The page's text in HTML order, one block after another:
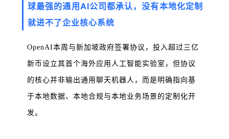
球最强的通用AI公司都承认，没有本地化定制
就进不了企业核心系统
OpenAI本周与新加坡政府签署协议，投入超过三亿
新币设立其首个海外应用人工智能实验室，但协议
的核心并非输出通用聊天机器人，而是明确指向基
于本地数据、本地合规与本地业务场景的定制化开
发。